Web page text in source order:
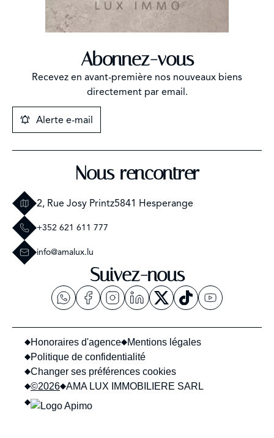
Abonnez-vous
Recevez en avant-première nos nouveaux biens
directement par email.
Alerte e-mail
Nous rencontrer
2, Rue Josy Printz5841 Hesperange
+352 621 611 777
info@amalux.lu
Suivez-nous
©2026 AMA LUX IMMOBILIERE SARL
Honoraires d'agence
Mentions légales
Politique de confidentialité
Changer ses préférences cookies